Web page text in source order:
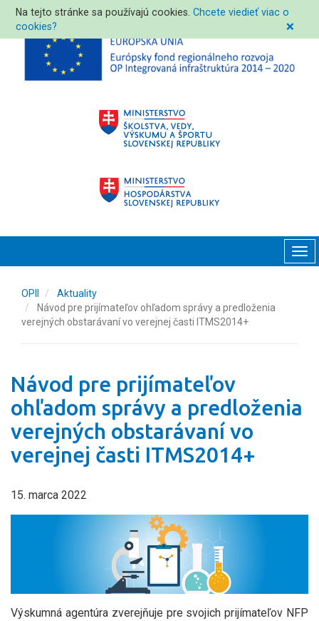
Na tejto stránke sa používajú cookies.Chcete viedieť viac o
cookies?
❌
OPII
Aktuality
Návod pre prijímateľov ohľadom správy a predloženia
verejných obstarávaní vo verejnej časti ITMS2014+
Návod pre prijímateľov
ohľadom správy a predloženia
verejných obstarávaní vo
verejnej časti ITMS2014+
15. marca 2022
Výskumná agentúra zverejňuje pre svojich prijímateľov NFP